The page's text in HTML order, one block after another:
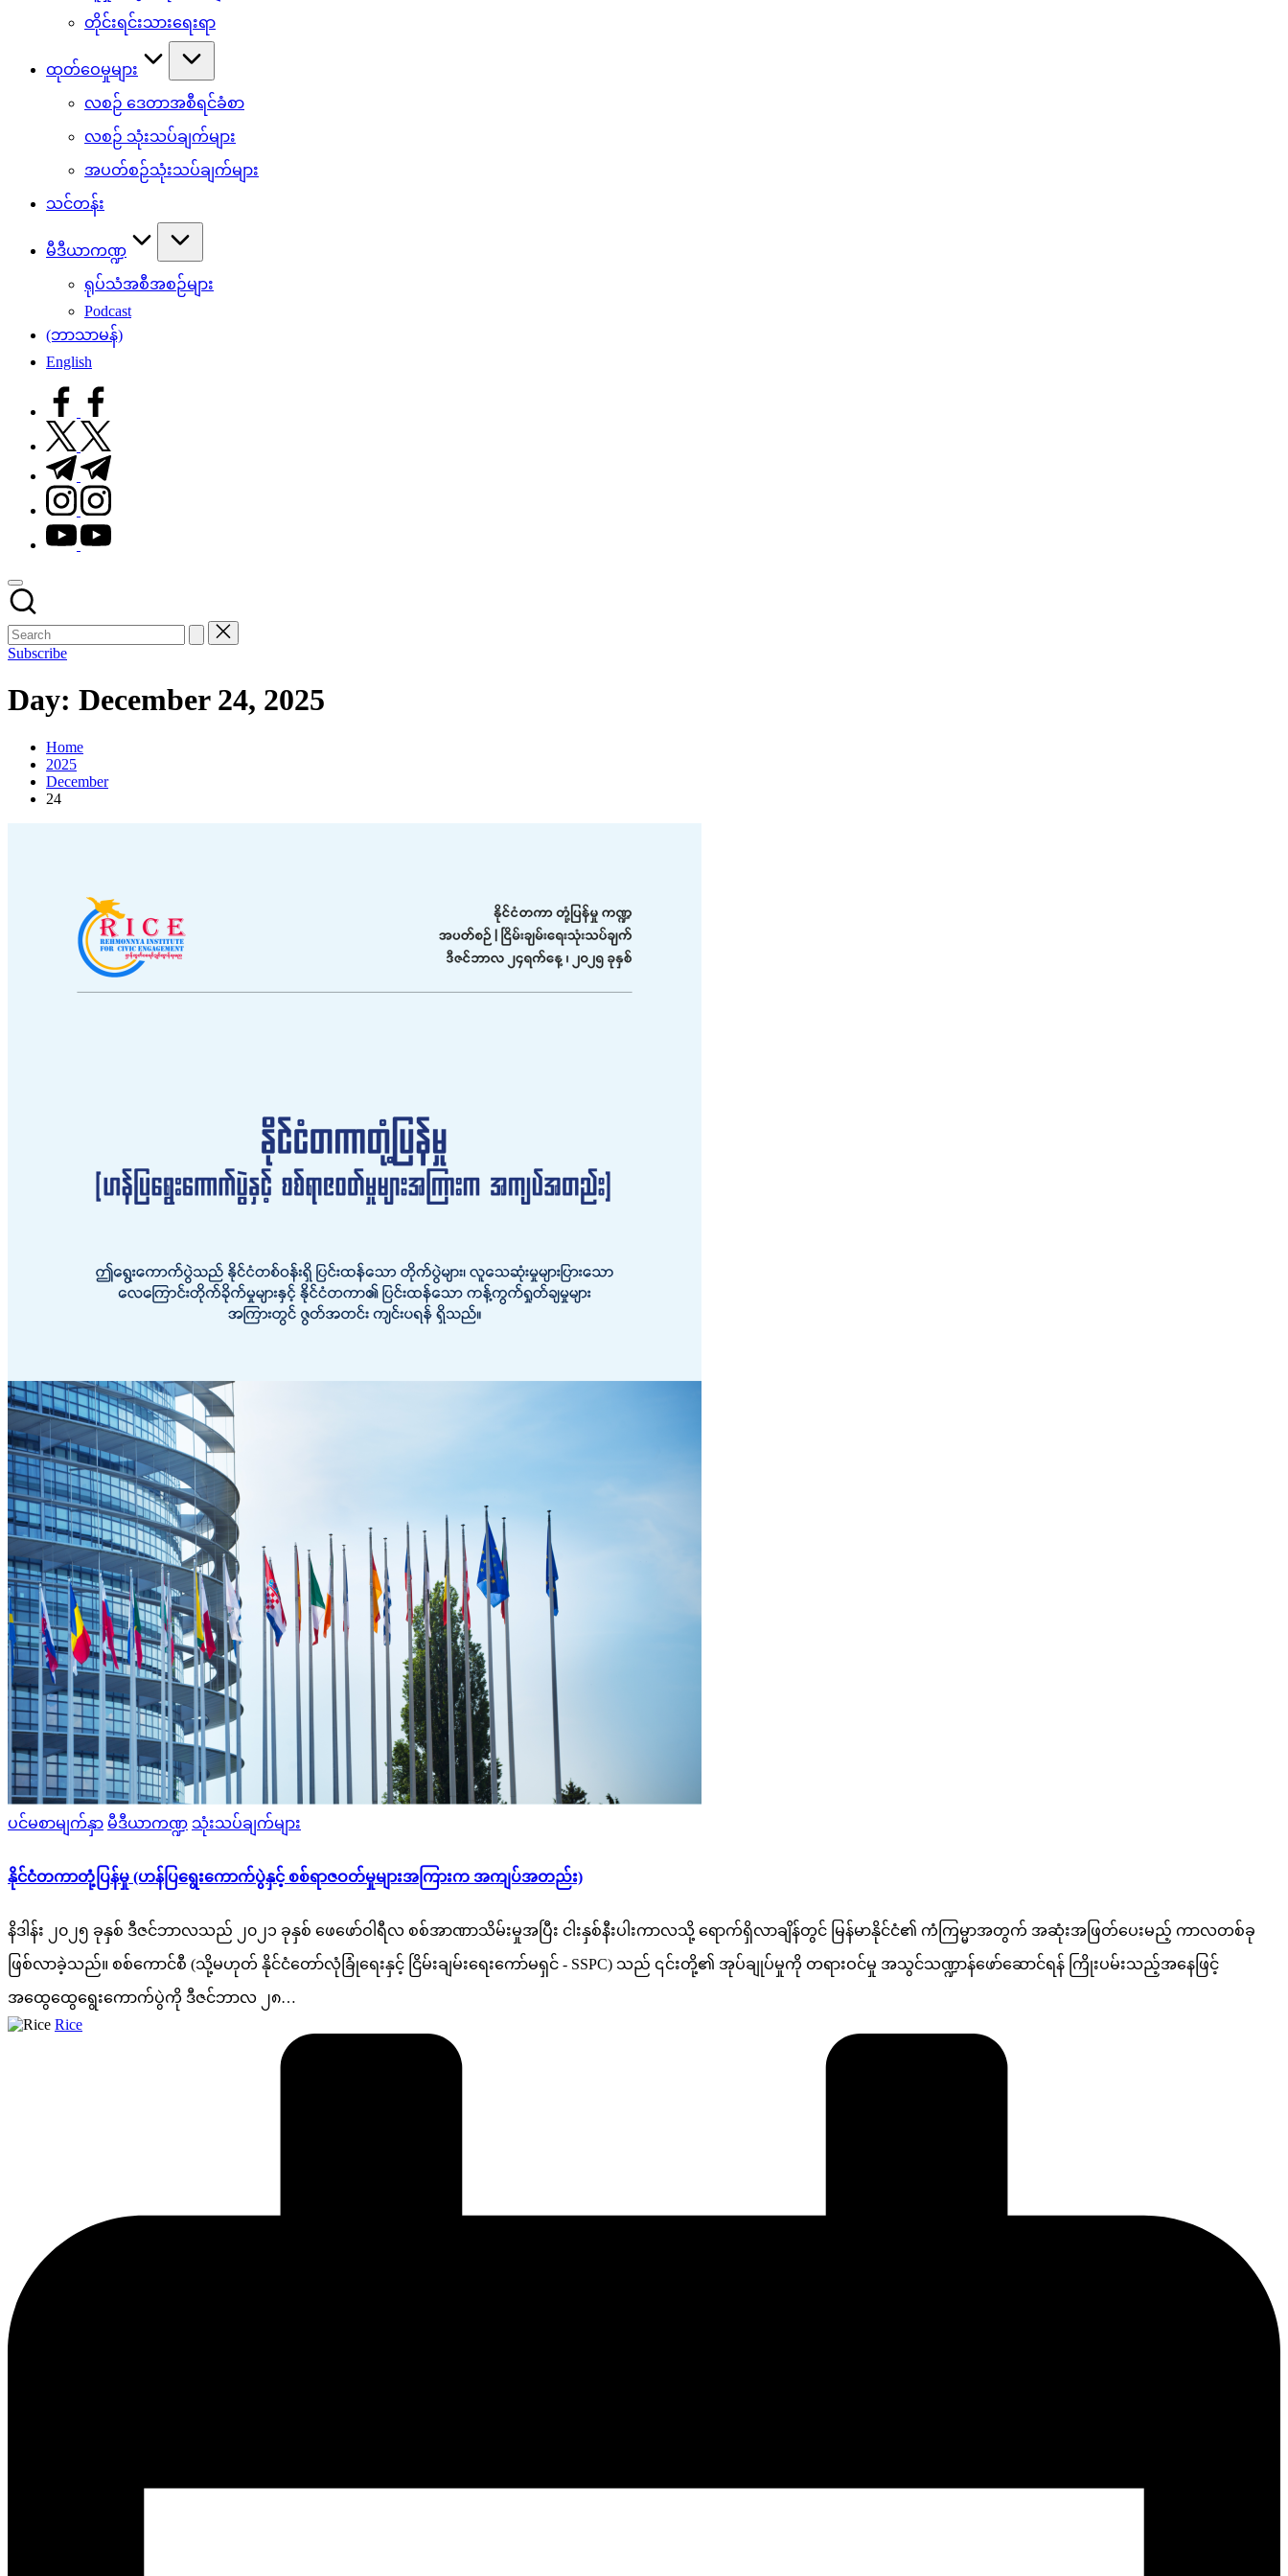
တိုင်းရင်းသားရေးရာ
ထုတ်ဝေမှုများ
လစဉ် ဒေတာအစီရင်ခံစာ
လစဉ် သုံးသပ်ချက်များ
အပတ်စဉ်သုံးသပ်ချက်များ
သင်တန်း
မီဒီယာကဏ္ဍ
ရုပ်သံအစီအစဉ်များ
Podcast
(ဘာသာမန်)
English
facebook.com
twitter.com
t.me
instagram.com
youtube.com
Subscribe
Day: December 24, 2025
Home
2025
December
24
Posted
in
ပင်မစာမျက်နှာ မီဒီယာကဏ္ဍ သုံးသပ်ချက်များ
နိုင်ငံတကာတုံ့ပြန်မှု (ဟန်ပြရွေးကောက်ပွဲနှင့် စစ်ရာဇဝတ်မှုများအကြားက အကျပ်အတည်း)
နိဒါန်း ၂၀၂၅ ခုနှစ် ဒီဇင်ဘာလသည် ၂၀၂၁ ခုနှစ် ဖေဖော်ဝါရီလ စစ်အာဏာသိမ်းမှုအပြီး ငါးနှစ်နီးပါးကာလသို့ ရောက်ရှိလာချိန်တွင် မြန်မာနိုင်ငံ၏ ကံကြမ္မာအတွက် အဆုံးအဖြတ်ပေးမည့် ကာလတစ်ခု
ဖြစ်လာခဲ့သည်။ စစ်ကောင်စီ (သို့မဟုတ် နိုင်ငံတော်လုံခြုံရေးနှင့် ငြိမ်းချမ်းရေးကော်မရှင် - SSPC) သည် ၎င်းတို့၏ အုပ်ချုပ်မှုကို တရားဝင်မှု အသွင်သဏ္ဍာန်ဖော်ဆောင်ရန် ကြိုးပမ်းသည့်အနေဖြင့်
အထွေထွေရွေးကောက်ပွဲကို ဒီဇင်ဘာလ ၂၈…
Posted Rice